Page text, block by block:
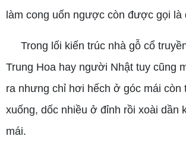
làm cong uốn ngược còn được gọi là
Trong lối kiến trúc nhà gỗ cổ
Trung Hoa hay người Nhật tuy cũng
ra nhưng chỉ hơi hếch ở góc mái còn
xuống, dốc nhiều ở đỉnh rồi xoài dần
mái.